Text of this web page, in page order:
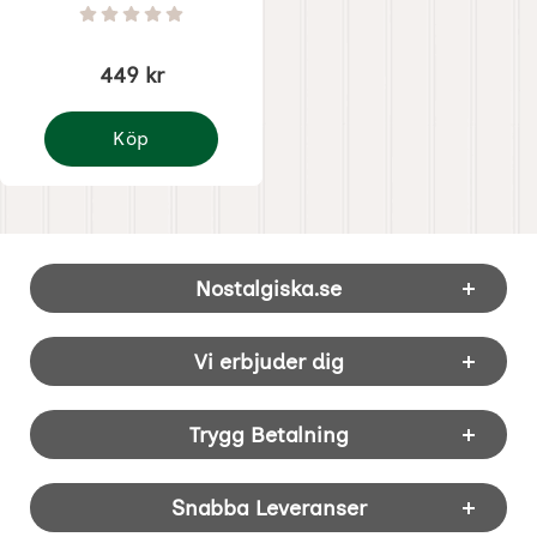
Art. nr 7749 Betyg: 0 Stjärnor av 5
449 kr
Köp
Löpare Hjärtbo 35 x 120 cm
Sidfot Blandad info och länkar
Nostalgiska.se
Vi erbjuder dig
Trygg Betalning
Snabba Leveranser